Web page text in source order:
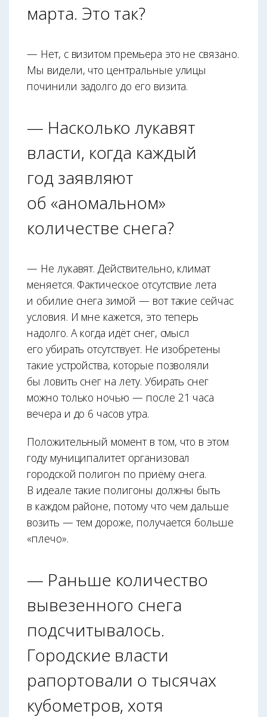
марта. Это так?
— Нет, с визитом премьера это не связано.
Мы видели, что центральные улицы
починили задолго до его визита.
— Насколько лукавят
власти, когда каждый
год заявляют
об «аномальном»
количестве снега?
— Не лукавят. Действительно, климат
меняется. Фактическое отсутствие лета
и обилие снега зимой — вот такие сейчас
условия. И мне кажется, это теперь
надолго. А когда идёт снег, смысл
его убирать отсутствует. Не изобретены
такие устройства, которые позволяли
бы ловить снег на лету. Убирать снег
можно только ночью — после 21 часа
вечера и до 6 часов утра.
Положительный момент в том, что в этом
году муниципалитет организовал
городской полигон по приёму снега.
В идеале такие полигоны должны быть
в каждом районе, потому что чем дальше
возить — тем дороже, получается больше
«плечо».
— Раньше количество
вывезенного снега
подсчитывалось.
Городские власти
рапортовали о тысячах
кубометров, хотя